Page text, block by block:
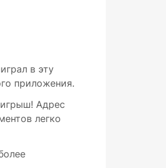
в эту
приложения.
Адрес
легко